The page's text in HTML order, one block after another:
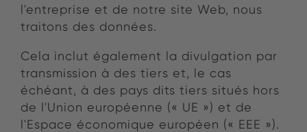
l'entreprise et de notre site Web, nous
traitons des données.
Cela inclut également la divulgation par
transmission à des tiers et, le cas
échéant, à des pays dits tiers situés hors
de l'Union européenne (« UE ») et de
l'Espace économique européen (« EEE »).